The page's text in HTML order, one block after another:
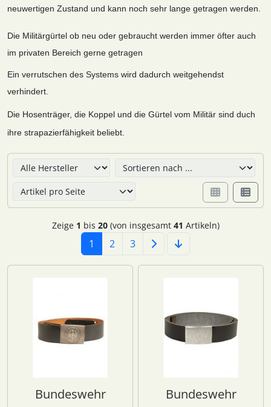
neuwertigen Zustand und kann noch sehr lange getragen werden.
Die Militärgürtel ob neu oder gebraucht werden immer öfter auch
im privaten Bereich gerne getragen
Ein verrutschen des Systems wird dadurch weitgehendst
verhindert.
Die Hosenträger, die Koppel und die Gürtel vom Militär sind duch
ihre strapazierfähigkeit beliebt.
Zeige 1 bis 20(von insgesamt 41 Artikeln)
1 2 3
Bundeswehr
Bundeswehr